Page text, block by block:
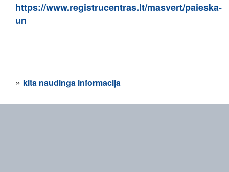
https://www.registrucentras.lt/masvert/paieska-
un
» kita naudinga informacija